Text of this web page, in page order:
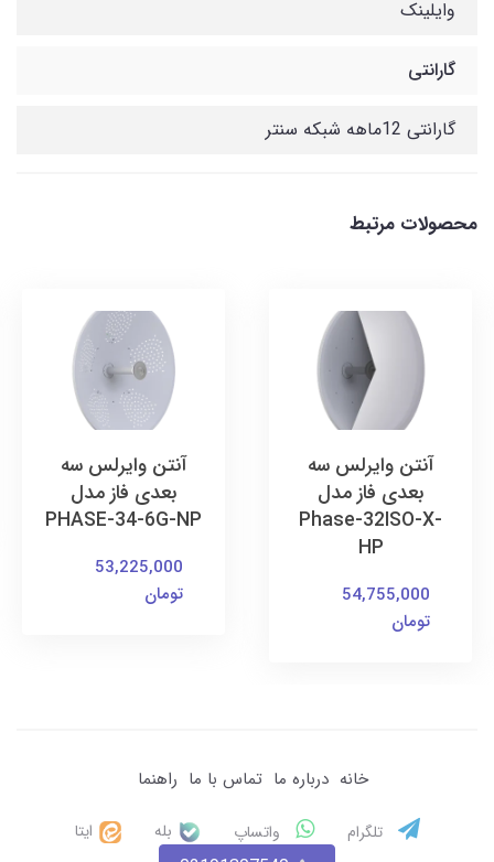
وایلینک
گارانتی
گارانتی 12ماهه شبکه سنتر
محصولات مرتبط
آنتن وایرلس سه
بعدی فاز مدل
Phase-32ISO-X-
HP
54,755,000
تومان
آنتن وایرلس سه
بعدی فاز مدل
PHASE-34-6G-NP
53,225,000
تومان
خانه درباره ما تماس با ما راهنما
تلگرام واتساپ بله ایتا